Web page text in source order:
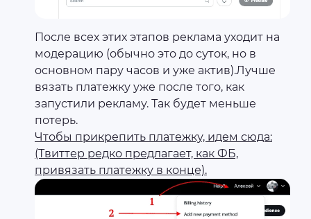
После всех этих этапов реклама уходит на
модерацию (обычно это до суток, но в
основном пару часов и уже актив).Лучше
вязать платежку уже после того, как
запустили рекламу. Так будет меньше
потерь.
Чтобы прикрепить платежку, идем сюда:
(Твиттер редко предлагает, как ФБ,
привязать платежку в конце).